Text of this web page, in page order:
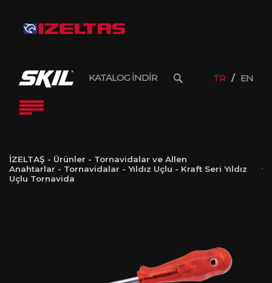
KATALOG İNDİR TR EN
İZELTAŞ - Ürünler - Tornavidalar ve Allen
Anahtarlar - Tornavidalar - Yıldız Uçlu - Kraft Seri Yıldız
Uçlu Tornavida